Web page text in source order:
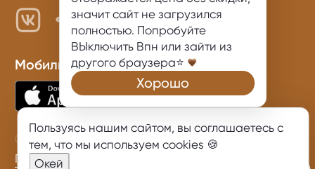
Мобильное приложение
© 2026 KarinaKino
Политика конфиденциальности
Пользуясь нашим сайтом, вы соглашаетесь с
тем, что мы используем cookies 🍪
Окей
значит сайт не загрузился
полностью. Попробуйте
ВЫключить Впн или зайти из
другого браузера⭐
Хорошо